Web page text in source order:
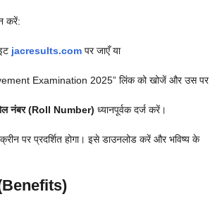
करें:
jacresults.com पर जाएँ या
Examination 2025” लिंक को खोजें और उस पर
नंबर (Roll Number) ध्यानपूर्वक दर्ज करें।
पर प्रदर्शित होगा। इसे डाउनलोड करें और भविष्य के